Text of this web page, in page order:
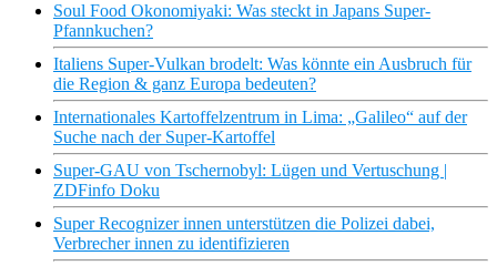
Soul Food Okonomiyaki: Was steckt in Japans Super-
Pfannkuchen?
Italiens Super-Vulkan brodelt: Was könnte ein Ausbruch für
die Region & ganz Europa bedeuten?
Internationales Kartoffelzentrum in Lima: „Galileo“ auf der
Suche nach der Super-Kartoffel
Super-GAU von Tschernobyl: Lügen und Vertuschung |
ZDFinfo Doku
Super Recognizer innen unterstützen die Polizei dabei,
Verbrecher innen zu identifizieren